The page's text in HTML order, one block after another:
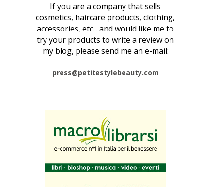
If you are a company that sells
cosmetics, haircare products, clothing,
accessories, etc... and would like me to
try your products to write a review on
my blog, please send me an e-mail:
press@petitestylebeauty.com